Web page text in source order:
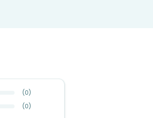
(0)
(0)